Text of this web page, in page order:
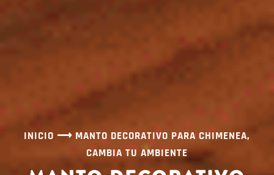
INICIO ⟶ MANTO DECORATIVO PARA CHIMENEA,
CAMBIA TU AMBIENTE